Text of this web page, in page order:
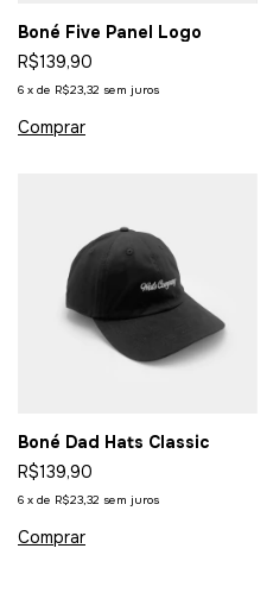
Boné Five Panel Logo
R$139,90
6 x de R$23,32 sem juros
Boné Dad Hats Classic
R$139,90
6 x de R$23,32 sem juros